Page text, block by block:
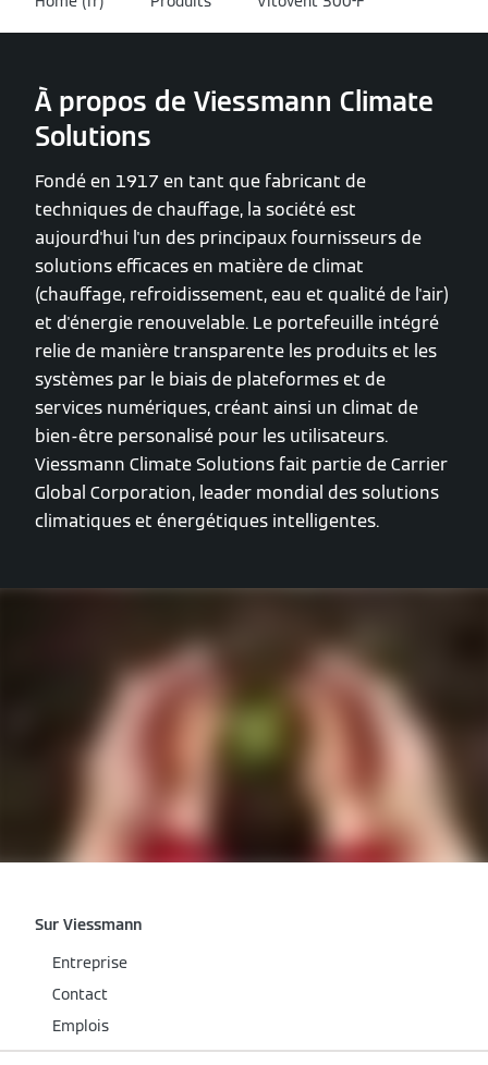
À propos de Viessmann Climate
Solutions
Fondé en 1917 en tant que fabricant de
techniques de chauffage, la société est
aujourd'hui l'un des principaux fournisseurs de
solutions efficaces en matière de climat
(chauffage, refroidissement, eau et qualité de l'air)
et d'énergie renouvelable. Le portefeuille intégré
relie de manière transparente les produits et les
systèmes par le biais de plateformes et de
services numériques, créant ainsi un climat de
bien-être personalisé pour les utilisateurs.
Viessmann Climate Solutions fait partie de Carrier
Global Corporation, leader mondial des solutions
climatiques et énergétiques intelligentes.
Sur Viessmann
Entreprise
Contact
Emplois
Speak Up